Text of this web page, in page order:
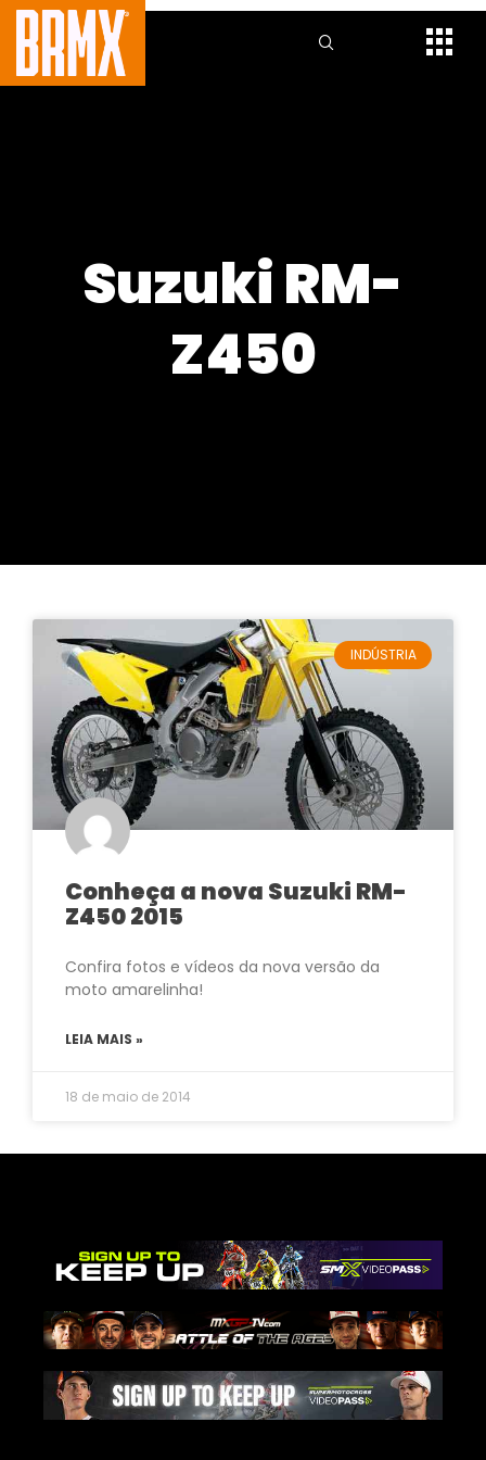
Suzuki RM-
Z450
INDÚSTRIA
Conheça a nova Suzuki RM-
Z450 2015
Confira fotos e vídeos da nova versão da
moto amarelinha!
LEIA MAIS »
18 de maio de 2014